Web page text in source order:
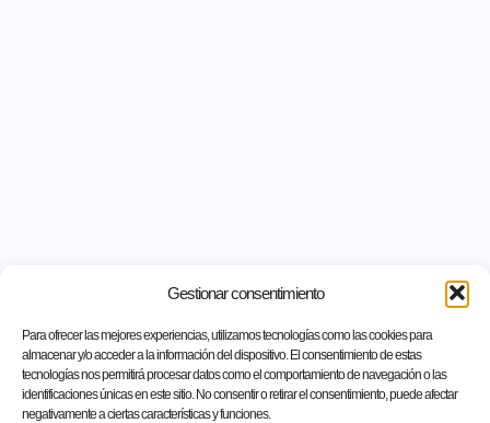
Gestionar consentimiento
Para ofrecer las mejores experiencias, utilizamos tecnologías como las cookies para
almacenar y/o acceder a la información del dispositivo. El consentimiento de estas
tecnologías nos permitirá procesar datos como el comportamiento de navegación o las
identificaciones únicas en este sitio. No consentir o retirar el consentimiento, puede afectar
negativamente a ciertas características y funciones.